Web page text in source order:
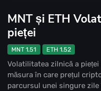
MNT și ETH
pieței
MNT 1.51 ETH 1.52
Volatilitatea zilnică a
măsura în care prețul
parcursul unei singure